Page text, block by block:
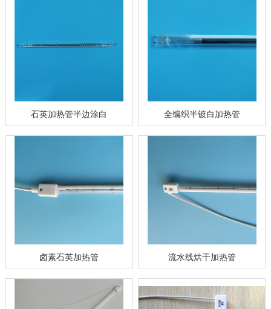
石英加热管半边涂白 全编织半镀白加热管
卤素石英加热管 流水线烘干加热管